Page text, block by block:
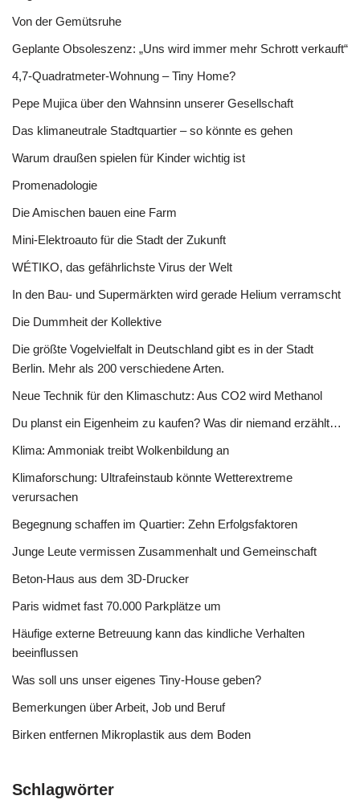
Von der Gemütsruhe
Geplante Obsoleszenz: „Uns wird immer mehr Schrott verkauft“
4,7-Quadratmeter-Wohnung – Tiny Home?
Pepe Mujica über den Wahnsinn unserer Gesellschaft
Das klimaneutrale Stadtquartier – so könnte es gehen
Warum draußen spielen für Kinder wichtig ist
Promenadologie
Die Amischen bauen eine Farm
Mini-Elektroauto für die Stadt der Zukunft
WÉTIKO, das gefährlichste Virus der Welt
In den Bau- und Supermärkten wird gerade Helium verramscht
Die Dummheit der Kollektive
Die größte Vogelvielfalt in Deutschland gibt es in der Stadt
Berlin. Mehr als 200 verschiedene Arten.
Neue Technik für den Klimaschutz: Aus CO2 wird Methanol
Du planst ein Eigenheim zu kaufen? Was dir niemand erzählt…
Klima: Ammoniak treibt Wolkenbildung an
Klimaforschung: Ultrafeinstaub könnte Wetterextreme
verursachen
Begegnung schaffen im Quartier: Zehn Erfolgsfaktoren
Junge Leute vermissen Zusammenhalt und Gemeinschaft
Beton-Haus aus dem 3D-Drucker
Paris widmet fast 70.000 Parkplätze um
Häufige externe Betreuung kann das kindliche Verhalten
beeinflussen
Was soll uns unser eigenes Tiny-House geben?
Bemerkungen über Arbeit, Job und Beruf
Birken entfernen Mikroplastik aus dem Boden
Schlagwörter